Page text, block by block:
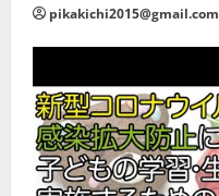
pikakichi2015@gmail.com